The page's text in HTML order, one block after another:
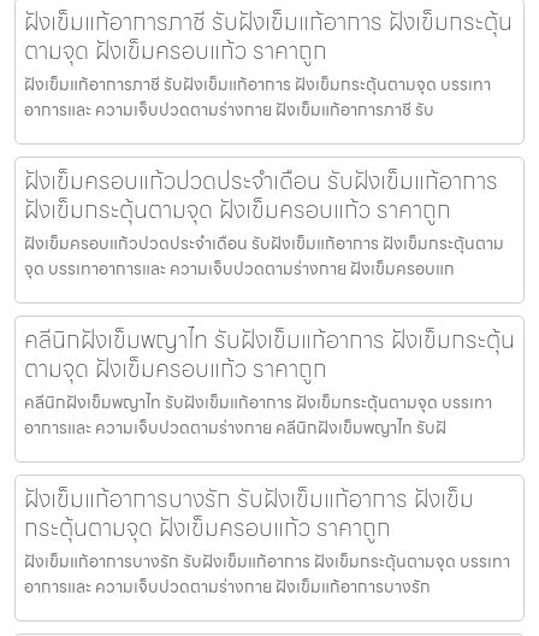
ฝังเข็มแก้อาการภาชี รับฝังเข็มแก้อาการ ฝังเข็มกระตุ้น
ตามจุด ฝังเข็มครอบแก้ว ราคาถูก
ฝังเข็มแก้อาการภาชี รับฝังเข็มแก้อาการ ฝังเข็มกระตุ้นตามจุด บรรเทา
อาการและ ความเจ็บปวดตามร่างกาย ฝังเข็มแก้อาการภาชี รับ
ฝังเข็มครอบแก้วปวดประจําเดือน รับฝังเข็มแก้อาการ
ฝังเข็มกระตุ้นตามจุด ฝังเข็มครอบแก้ว ราคาถูก
ฝังเข็มครอบแก้วปวดประจําเดือน รับฝังเข็มแก้อาการ ฝังเข็มกระตุ้นตาม
จุด บรรเทาอาการและ ความเจ็บปวดตามร่างกาย ฝังเข็มครอบแก
คลีนิกฝังเข็มพญาไท รับฝังเข็มแก้อาการ ฝังเข็มกระตุ้น
ตามจุด ฝังเข็มครอบแก้ว ราคาถูก
คลีนิกฝังเข็มพญาไท รับฝังเข็มแก้อาการ ฝังเข็มกระตุ้นตามจุด บรรเทา
อาการและ ความเจ็บปวดตามร่างกาย คลีนิกฝังเข็มพญาไท รับฝั
ฝังเข็มแก้อาการบางรัก รับฝังเข็มแก้อาการ ฝังเข็ม
กระตุ้นตามจุด ฝังเข็มครอบแก้ว ราคาถูก
ฝังเข็มแก้อาการบางรัก รับฝังเข็มแก้อาการ ฝังเข็มกระตุ้นตามจุด บรรเทา
อาการและ ความเจ็บปวดตามร่างกาย ฝังเข็มแก้อาการบางรัก